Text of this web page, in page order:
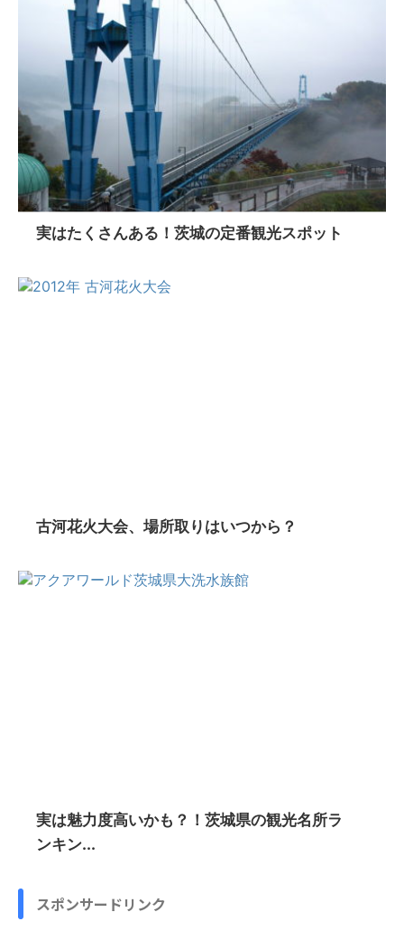
実はたくさんある！茨城の定番観光スポット
古河花火大会、場所取りはいつから？
実は魅力度高いかも？！茨城県の観光名所ラ
ンキン...
スポンサードリンク